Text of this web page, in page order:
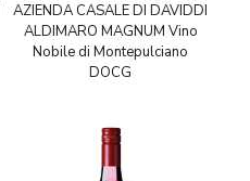
AZIENDA CASALE DI DAVIDDI
ALDIMARO MAGNUM Vino
Nobile di Montepulciano
DOCG